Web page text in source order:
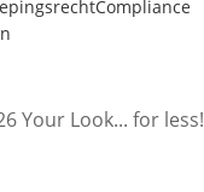
Compliance
Your Look... for less!